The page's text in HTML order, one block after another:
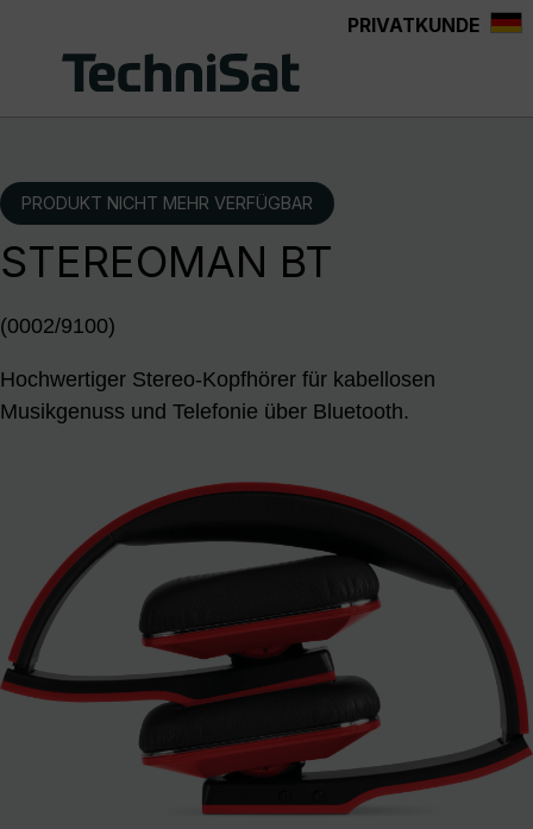
PRIVATKUNDE
PRODUKT NICHT MEHR VERFÜGBAR
STEREOMAN BT
(0002/9100)
Hochwertiger Stereo-Kopfhörer für kabellosen
Musikgenuss und Telefonie über Bluetooth.